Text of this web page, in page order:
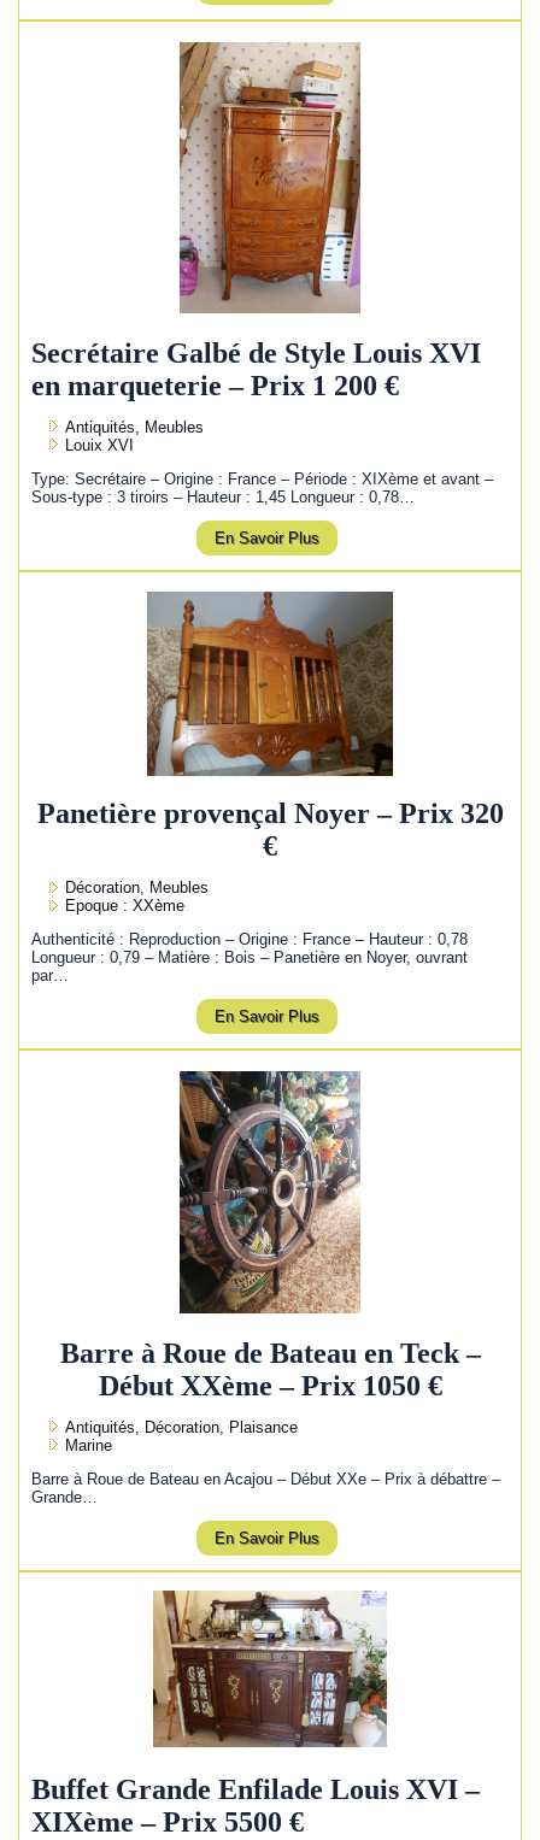
Secrétaire Galbé de Style Louis XVI
en marqueterie – Prix 1 200 €
Antiquités, Meubles
Louix XVI
Type: Secrétaire – Origine : France – Période : XIXème et avant –
Sous-type : 3 tiroirs – Hauteur : 1,45 Longueur : 0,78…
En Savoir Plus
Panetière provençal Noyer – Prix 320
€
Décoration, Meubles
Epoque : XXème
Authenticité : Reproduction – Origine : France – Hauteur : 0,78
Longueur : 0,79 – Matière : Bois – Panetière en Noyer, ouvrant
par…
En Savoir Plus
Barre à Roue de Bateau en Teck –
Début XXème – Prix 1050 €
Antiquités, Décoration, Plaisance
Marine
Barre à Roue de Bateau en Acajou – Début XXe – Prix à débattre –
Grande…
En Savoir Plus
Buffet Grande Enfilade Louis XVI –
XIXème – Prix 5500 €